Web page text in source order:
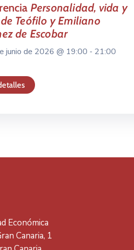
Personalidad, vida y
Teófilo y Emiliano
de Escobar
junio de 2026 @ 19:00 - 21:00
Económica
Canaria, 1